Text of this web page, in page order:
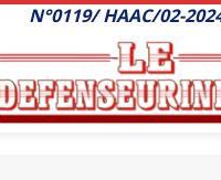
N°0119/ HAAC/02-